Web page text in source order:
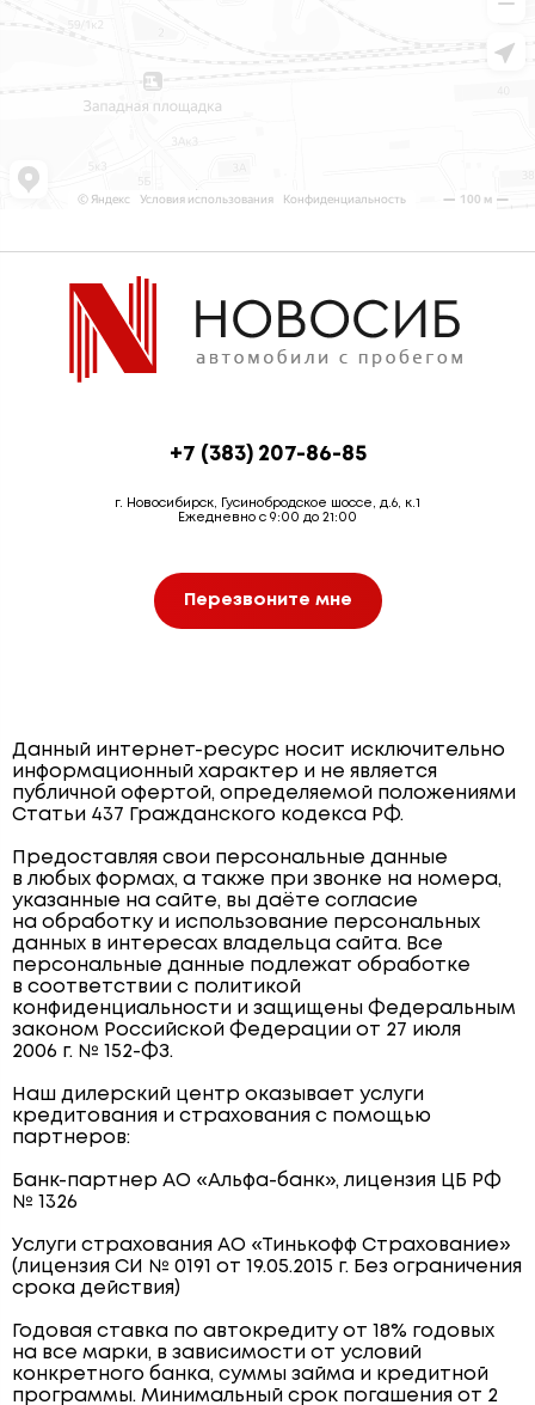
+7 (383) 207-86-85
г. Новосибирск, Гусинобродское шоссе, д.6, к.1
Ежедневно с 9:00 до 21:00
Перезвоните мне
Данный интернет-ресурс носит исключительно
информационный характер и не является
публичной офертой, определяемой положениями
Статьи 437 Гражданского кодекса РФ.
Предоставляя свои персональные данные
в любых формах, а также при звонке на номера,
указанные на сайте, вы даёте согласие
на обработку и использование персональных
данных в интересах владельца сайта. Все
персональные данные подлежат обработке
в соответствии с политикой
конфиденциальности и защищены Федеральным
законом Российской Федерации от 27 июля
2006 г. № 152-ФЗ.
Наш дилерский центр оказывает услуги
кредитования и страхования с помощью
партнеров:
Банк-партнер АО «Альфа-банк», лицензия ЦБ РФ
№ 1326
Услуги страхования АО «Тинькофф Страхование»
(лицензия СИ № 0191 от 19.05.2015 г. Без ограничения
срока действия)
Годовая ставка по автокредиту от 18% годовых
на все марки, в зависимости от условий
конкретного банка, суммы займа и кредитной
программы. Минимальный срок погашения от 2